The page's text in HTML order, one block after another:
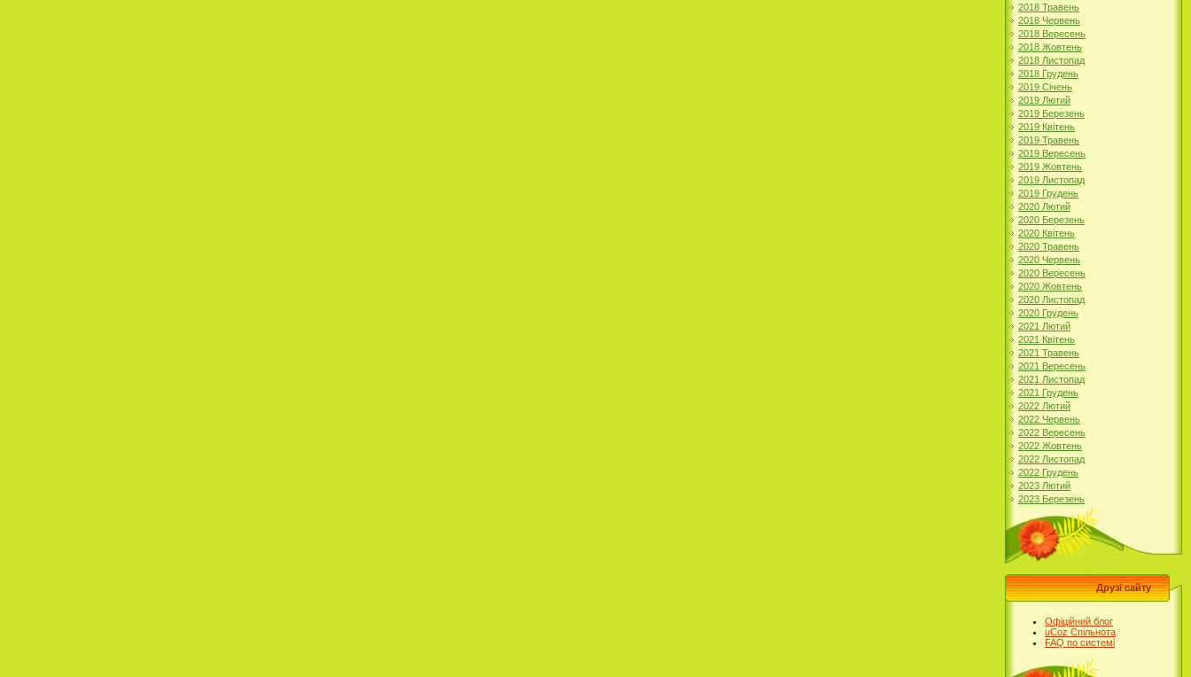
2018 Травень
2018 Червень
2018 Вересень
2018 Жовтень
2018 Листопад
2018 Грудень
2019 Січень
2019 Лютий
2019 Березень
2019 Квітень
2019 Травень
2019 Вересень
2019 Жовтень
2019 Листопад
2019 Грудень
2020 Лютий
2020 Березень
2020 Квітень
2020 Травень
2020 Червень
2020 Вересень
2020 Жовтень
2020 Листопад
2020 Грудень
2021 Лютий
2021 Квітень
2021 Травень
2021 Вересень
2021 Листопад
2021 Грудень
2022 Лютий
2022 Червень
2022 Вересень
2022 Жовтень
2022 Листопад
2022 Грудень
2023 Лютий
2023 Березень
Друзі сайту
Офіційний блог
uCoz Спільнота
FAQ по системі